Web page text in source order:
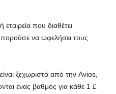
που διαθέτει
να ωφελήσει τους
ξεχωριστό από την Avios,
ένας βαθμός για κάθε 1 £